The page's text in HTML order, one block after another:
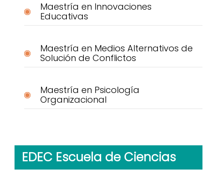
Maestría en Innovaciones
Educativas
Maestría en Medios Alternativos de
Solución de Conflictos
Maestría en Psicología
Organizacional
EDEC Escuela de Ciencias